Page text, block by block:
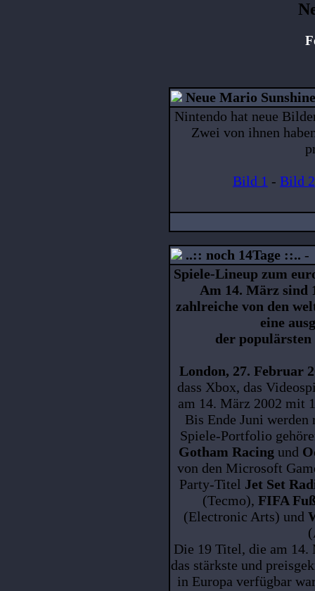
Neue Mario
Nintendo hat neue
Zwei von ihnen
Bild 1 - Bild 2
..:: noch 14Tage ::..
Spiele-Lineup zum
Am 14. März sind
zahlreiche von den
eine
der
London, 27. Februar
dass Xbox, das
am 14. März 2002 mit
Bis Ende Juni
Spiele-Portfolio
Gotham Racing und
von den Microsoft
Party-Titel Jet Set
(Tecmo), FIFA
(Electronic Arts) und
Die 19 Titel, die am
das stärkste und
in Europa verfügbar